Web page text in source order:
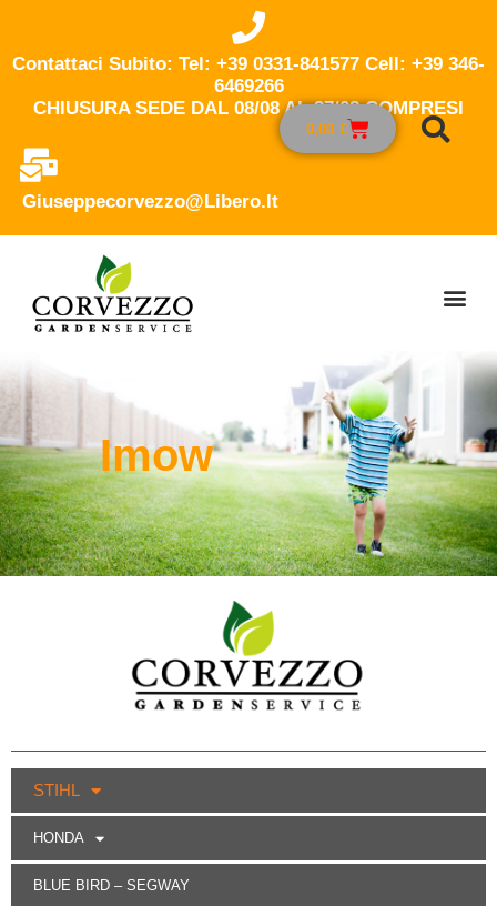
Contattaci Subito: Tel: +39 0331-841577 Cell: +39 346-
6469266
CHIUSURA SEDE DAL 08/08 AL 27/08 COMPRESI
Giuseppecorvezzo@libero.it
0,00 €
Imow
STIHL
HONDA
BLUE BIRD – SEGWAY